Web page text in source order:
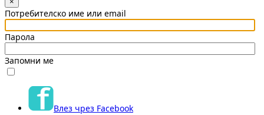
Потребителско име или email
Парола
Запомни ме
Влез чрез Facebook